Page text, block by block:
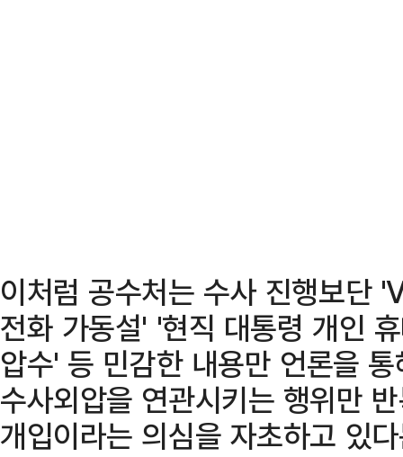
이처럼 공수처는 수사 진행보
전화 가동설' '현직 대통령 개인
압수' 등 민감한 내용만 언론을
수사외압을 연관시키는 행위만
개입이라는 의심을 자초하고 있